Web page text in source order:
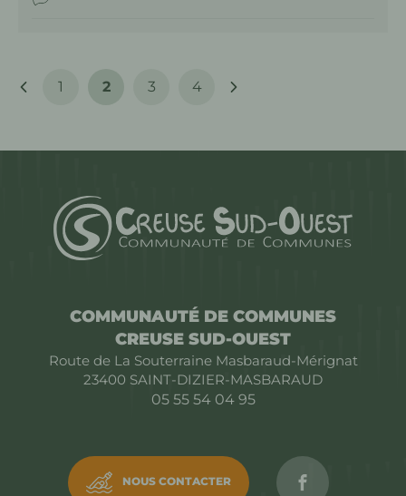
1 2 3 4
COMMUNAUTÉ DE COMMUNES
CREUSE SUD-OUEST
Route de La Souterraine Masbaraud-Mérignat
23400 SAINT-DIZIER-MASBARAUD
05 55 54 04 95
NOUS CONTACTER Rejoignez